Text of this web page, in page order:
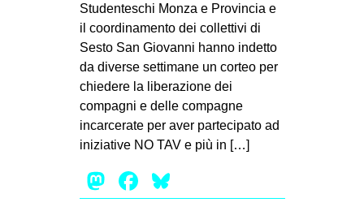
Studenteschi Monza e Provincia e
il coordinamento dei collettivi di
Sesto San Giovanni hanno indetto
da diverse settimane un corteo per
chiedere la liberazione dei
compagni e delle compagne
incarcerate per aver partecipato ad
iniziative NO TAV e più in […]
Mastodon
Facebook